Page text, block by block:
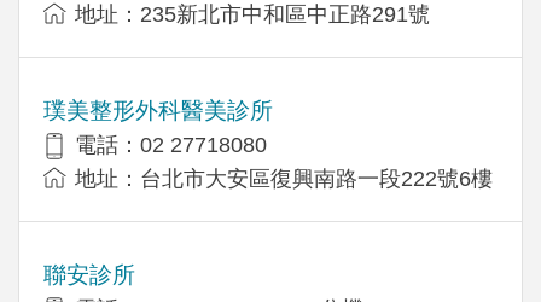
地址：​235新北市中和區中正路291號
璞美整形外科醫美診所
電話：02 27718080
地址：台北市大安區復興南路一段222號6樓
聯安診所